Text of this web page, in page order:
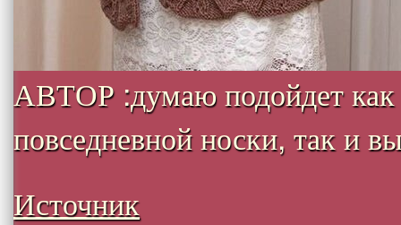
АВТОР :думаю подойдет как
повседневной носки, так и
Источник